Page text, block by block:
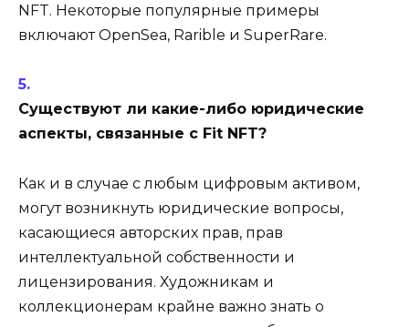
NFT. Некоторые популярные примеры
включают OpenSea, Rarible и SuperRare.
Существуют ли какие-либо юридические
аспекты, связанные с Fit NFT?
Как и в случае с любым цифровым активом,
могут возникнуть юридические вопросы,
касающиеся авторских прав, прав
интеллектуальной собственности и
лицензирования. Художникам и
коллекционерам крайне важно знать о